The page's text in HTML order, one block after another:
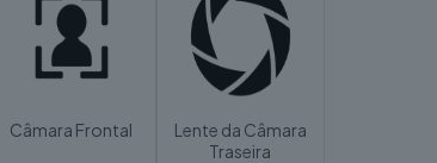
Câmara Frontal
Lente da Câmara
Traseira